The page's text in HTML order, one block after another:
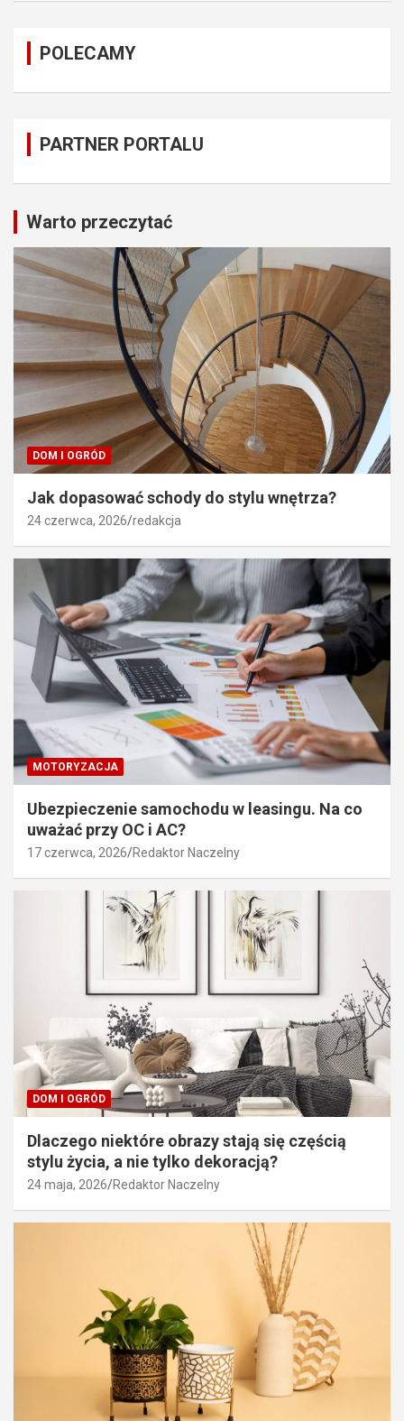
POLECAMY
PARTNER PORTALU
Warto przeczytać
DOM I OGRÓD
Jak dopasować schody do stylu wnętrza?
24 czerwca, 2026 redakcja
MOTORYZACJA
Ubezpieczenie samochodu w leasingu. Na co
uważać przy OC i AC?
17 czerwca, 2026 Redaktor Naczelny
DOM I OGRÓD
Dlaczego niektóre obrazy stają się częścią
stylu życia, a nie tylko dekoracją?
24 maja, 2026 Redaktor Naczelny